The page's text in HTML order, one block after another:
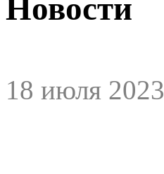
Новости
18 июля 2023